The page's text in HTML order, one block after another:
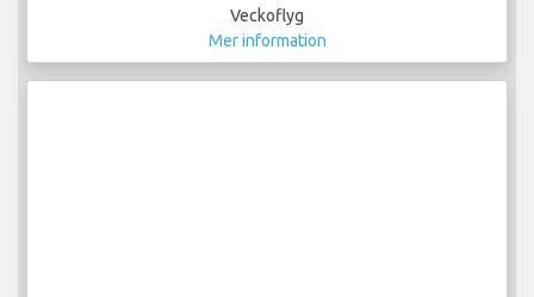
Veckoflyg
Mer information